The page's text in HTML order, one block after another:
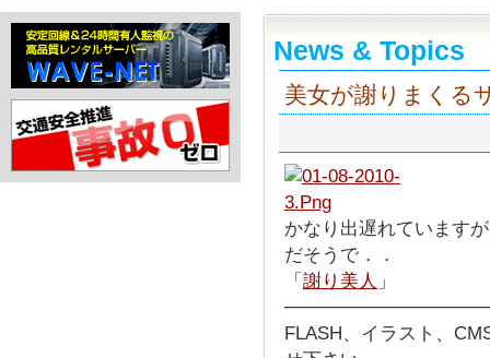
News & Topics
美女が謝りまくる
かなり出遅れています
だそうで．．
「 謝り美人 」
FLASH、イラスト、